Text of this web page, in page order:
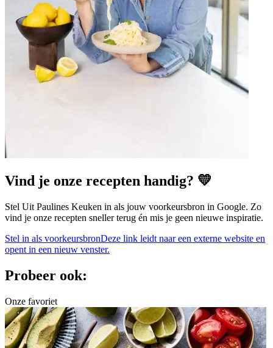
Vind je onze recepten handig? 💛
Stel Uit Paulines Keuken in als jouw voorkeursbron in Google. Zo
vind je onze recepten sneller terug én mis je geen nieuwe inspiratie.
Stel in als voorkeursbronDeze link leidt naar een externe website en
opent in een nieuw venster.
Probeer ook:
Onze favoriet